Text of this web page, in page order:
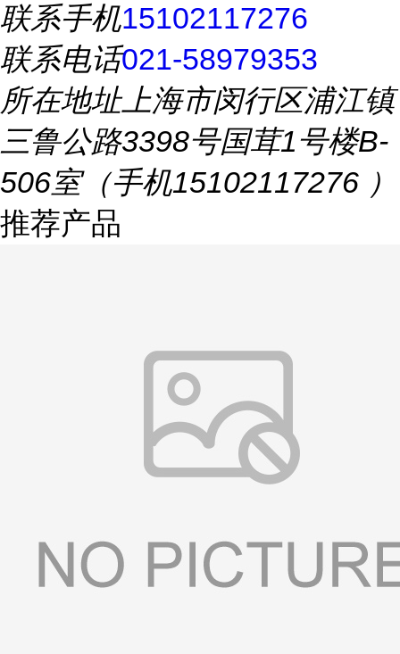
联系手机15102117276
联系电话021-58979353
所在地址上海市闵行区浦江镇
三鲁公路3398号国茸1号楼B-
506室（手机15102117276 ）
推荐产品